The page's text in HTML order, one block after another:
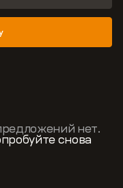
нет.
снова